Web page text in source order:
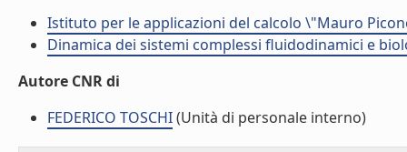
Istituto per le applicazioni del calcolo \"Mauro
Dinamica dei sistemi complessi fluidodinamici e
Autore CNR di
FEDERICO TOSCHI(Unità di personale interno)